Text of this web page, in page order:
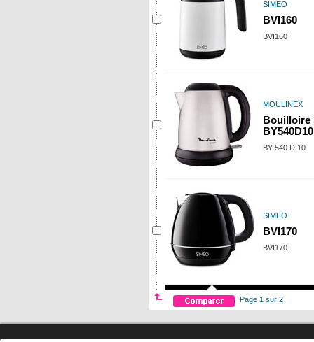
SIMEO
BVI160
BVI160
MOULINEX
Bouilloire
BY540D10
BY 540 D 10
SIMEO
BVI170
BVI170
Page 1 sur 2